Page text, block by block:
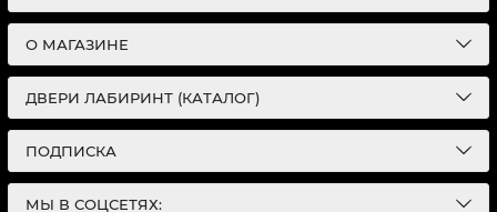
О МАГАЗИНЕ
ДВЕРИ ЛАБИРИНТ (КАТАЛОГ)
ПОДПИСКА
МЫ В СОЦСЕТЯХ: